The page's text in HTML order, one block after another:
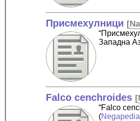
Присмехулници [
Западна
Falco cenchroides [
“Falco
(Negapedia